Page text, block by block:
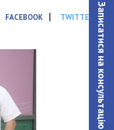
Записатися на консультацiю
FACEBOOK | TWITTER